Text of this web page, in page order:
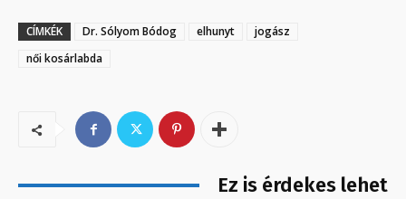
CÍMKÉK Dr. Sólyom Bódog elhunyt
jogász
női kosárlabda
Ez is érdekes lehet